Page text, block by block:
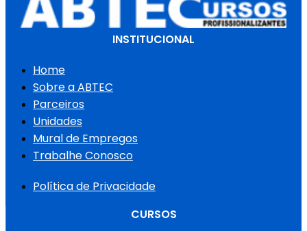
INSTITUCIONAL
Home
Sobre a ABTEC
Parceiros
Unidades
Mural de Empregos
Trabalhe Conosco
Política de Privacidade
CURSOS